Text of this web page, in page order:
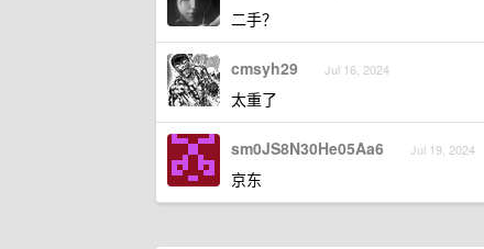
二手？
cmsyh29 Jul 16, 2024
太重了
sm0JS8N30He05Aa6 Jul 19, 2024
京东